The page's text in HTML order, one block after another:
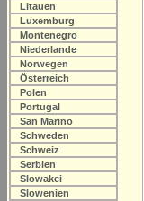
Litauen
Luxemburg
Montenegro
Niederlande
Norwegen
Österreich
Polen
Portugal
San Marino
Schweden
Schweiz
Serbien
Slowakei
Slowenien